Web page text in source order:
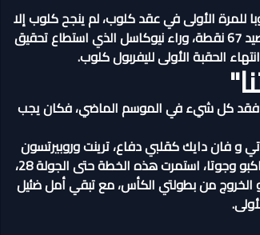
للمرة الأولى في عقد كلوب، لم ينجح كلوب إلا
بالفوز 19 مرة فقط من 38 مباراة، وأكتفي بإنهاء الموسم في المركز الخامس برصيد 67 نقطة، وراء نيوكاسل الذي استطاع تحقيق
بل فقد كل شيء في الموسم الماضي، فكان يجب
الألماني هي 4-3-3، بالاعتماد على كوناتي و فان دايك كقلبي دفاع، ترينت وروبيرتسون
كظهيرين، ثلاثي وسط ملعب فابينهو، هيندرسون وتياجو، وثلاثي هجومي صلاح، جاكبو وجوتا، استمرت هذه الخطة حتى الجولة 28،
الخروج من بطولتي الكأس، مع تبقي أمل ضئيل